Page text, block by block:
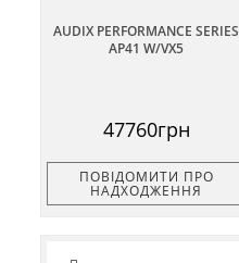
AUDIX PERFORMANCE SERIES
AP41 W/VX5
47760грн
ПОВІДОМИТИ ПРО
НАДХОДЖЕННЯ